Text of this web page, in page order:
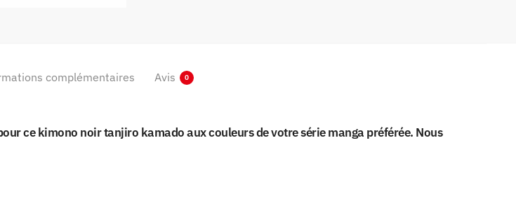
complémentaires Avis 0
ce kimono noir tanjiro kamado aux couleurs de votre série manga préférée. Nous